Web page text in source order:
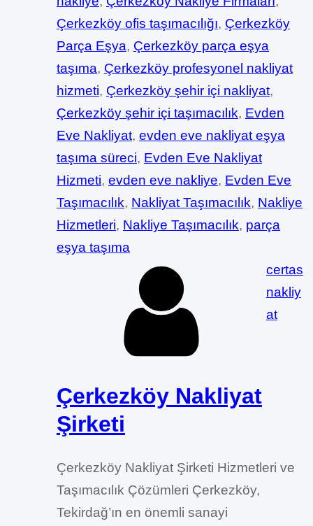
Çerkezköy ofis taşımacılığı, Çerkezköy
Parça Eşya, Çerkezköy parça eşya
taşıma, Çerkezköy profesyonel nakliyat
hizmeti, Çerkezköy şehir içi nakliyat
Çerkezköy şehir içi taşımacılık, Evden
Eve Nakliyat, evden eve nakliyat eşya
taşıma süreci, Evden Eve Nakliyat
Hizmeti, evden eve nakliye, Evden Eve
Taşımacılık, Nakliyat Taşımacılık, Nakliye
Hizmetleri, Nakliye Taşımacılık, parça
eşya taşıma
certas
nakliy
at
Çerkezköy Nakliyat
Şirketi
Çerkezköy Nakliyat Şirketi Hizmetleri ve
Taşımacılık Çözümleri Çerkezköy,
Tekirdağ’ın en önemli sanayi